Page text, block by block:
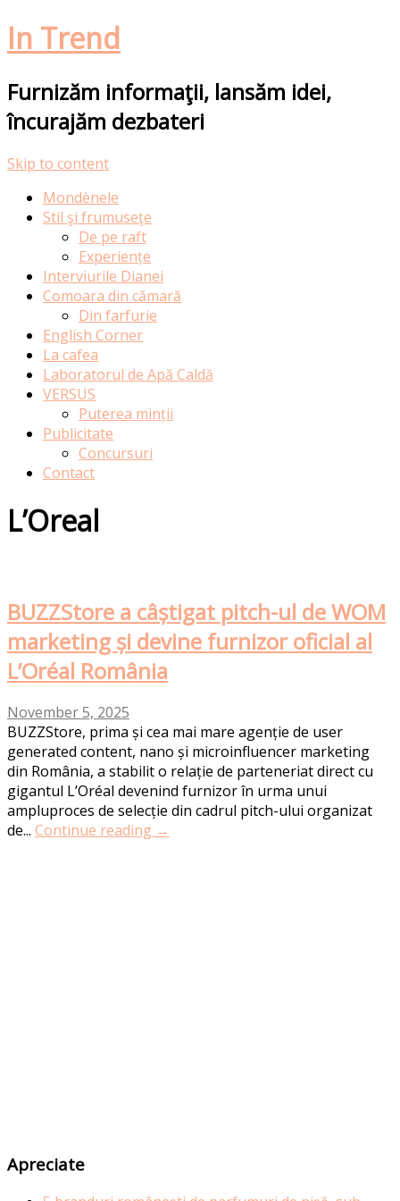
In Trend
Furnizăm informaţii, lansăm idei,
încurajăm dezbateri
Skip to content
Mondènele
Stil şi frumuseţe
De pe raft
Experiențe
Interviurile Dianei
Comoara din cămară
Din farfurie
English Corner
La cafea
Laboratorul de Apă Caldă
VERSUS
Puterea minții
Publicitate
Concursuri
Contact
L’Oreal
BUZZStore a câștigat pitch-ul de WOM
marketing și devine furnizor oficial al
L’Oréal România
November 5, 2025
BUZZStore, prima și cea mai mare agenție de user
generated content, nano și microinfluencer marketing
din România, a stabilit o relație de parteneriat direct cu
gigantul L’Oréal devenind furnizor în urma unui
ampluproces de selecție din cadrul pitch-ului organizat
de... Continue reading →
Apreciate